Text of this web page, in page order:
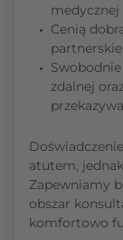
Cenią
zdalnej
atutem,
Zapewniamy
obszar
komfortowo